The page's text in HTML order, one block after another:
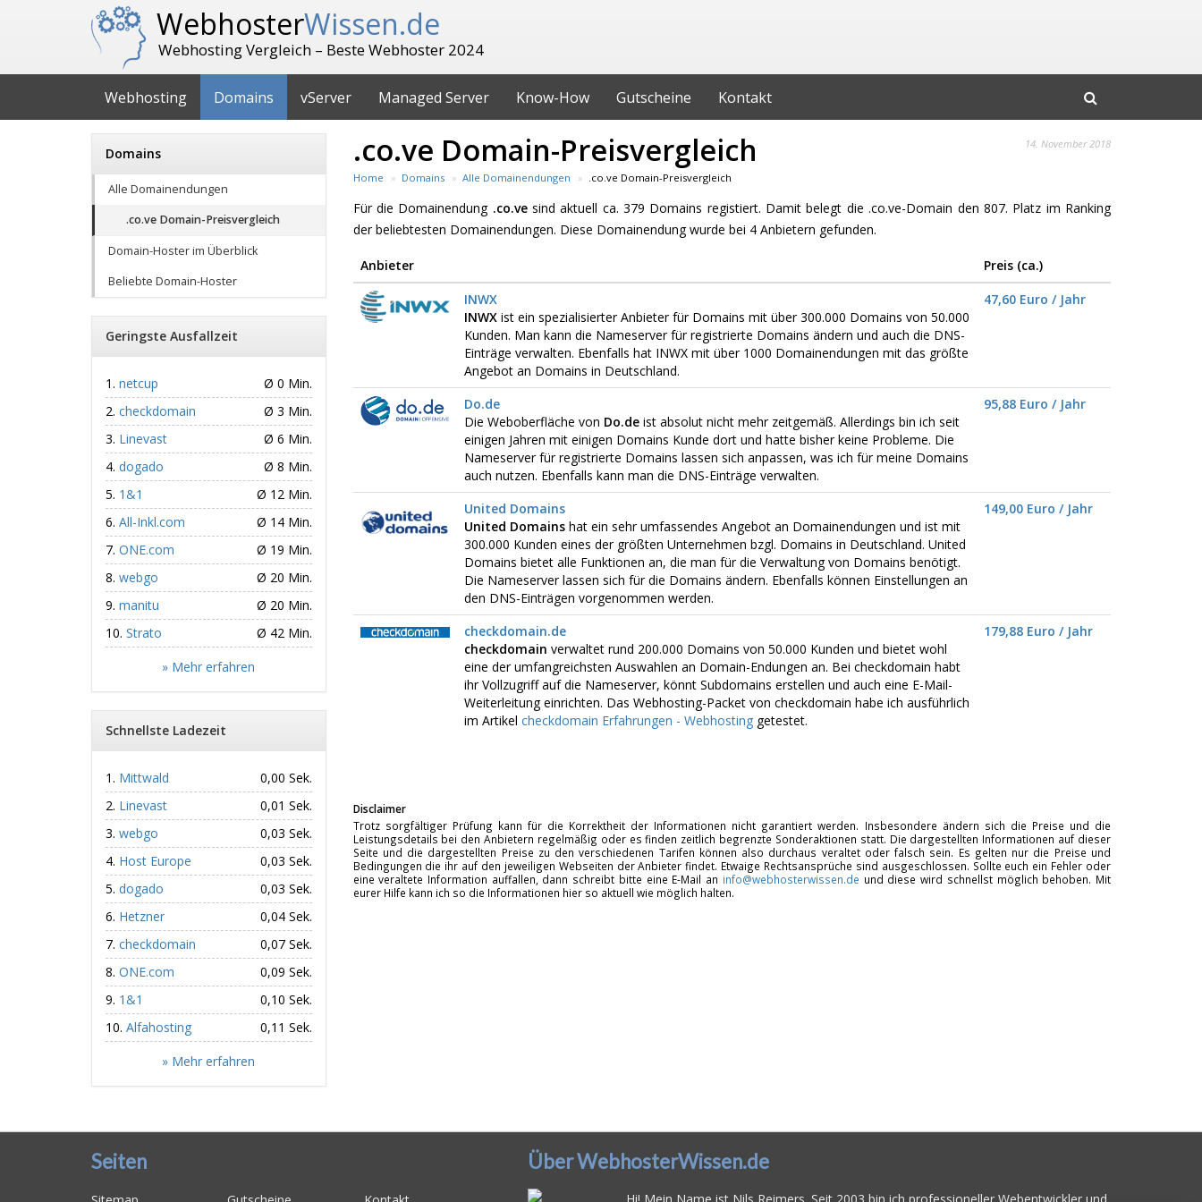
WebhosterWissen.de
Webhosting Vergleich – Beste Webhoster 2024
Webhosting Domains vServer Managed Server Know-How Gutscheine Kontakt
14. November 2018
.co.ve Domain-Preisvergleich
Home Domains Alle Domainendungen .co.ve Domain-Preisvergleich
Für die Domainendung .co.vesind aktuell ca. 379 Domains registiert. Damit belegt die .co.ve-Domain den 807. Platz im Ranking
der beliebtesten Domainendungen. Diese Domainendung wurde bei 4 Anbietern gefunden.
Anbieter
Preis (ca.)
INWX
INWXist ein spezialisierter Anbieter für Domains mit über 300.000 Domains von 50.000
Kunden. Man kann die Nameserver für registrierte Domains ändern und auch die DNS-
Einträge verwalten. Ebenfalls hat INWX mit über 1000 Domainendungen mit das größte
Angebot an Domains in Deutschland.
47,60 Euro / Jahr
Do.de
Die Weboberfläche von Do.deist absolut nicht mehr zeitgemäß. Allerdings bin ich seit
einigen Jahren mit einigen Domains Kunde dort und hatte bisher keine Probleme. Die
Nameserver für registrierte Domains lassen sich anpassen, was ich für meine Domains
auch nutzen. Ebenfalls kann man die DNS-Einträge verwalten.
95,88 Euro / Jahr
United Domains
United Domainshat ein sehr umfassendes Angebot an Domainendungen und ist mit
300.000 Kunden eines der größten Unternehmen bzgl. Domains in Deutschland. United
Domains bietet alle Funktionen an, die man für die Verwaltung von Domains benötigt.
Die Nameserver lassen sich für die Domains ändern. Ebenfalls können Einstellungen an
den DNS-Einträgen vorgenommen werden.
149,00 Euro / Jahr
checkdomain.de
checkdomain verwaltet rund 200.000 Domains von 50.000 Kunden und bietet wohl
eine der umfangreichsten Auswahlen an Domain-Endungen an. Bei checkdomain habt
ihr Vollzugriff auf die Nameserver, könnt Subdomains erstellen und auch eine E-Mail-
Weiterleitung einrichten. Das Webhosting-Packet von checkdomain habe ich ausführlich
im Artikel checkdomain Erfahrungen - Webhostinggetestet.
179,88 Euro / Jahr
Disclaimer
Trotz sorgfältiger Prüfung kann für die Korrektheit der Informationen nicht garantiert werden. Insbesondere ändern sich die Preise und die
Leistungsdetails bei den Anbietern regelmäßig oder es finden zeitlich begrenzte Sonderaktionen statt. Die dargestellten Informationen auf dieser
Seite und die dargestellten Preise zu den verschiedenen Tarifen können also durchaus veraltet oder falsch sein. Es gelten nur die Preise und
Bedingungen die ihr auf den jeweiligen Webseiten der Anbieter findet. Etwaige Rechtsansprüche sind ausgeschlossen. Sollte euch ein Fehler oder
eine veraltete Information auffallen, dann schreibt bitte eine E-Mail an info@webhosterwissen.de und diese wird schnellst möglich behoben. Mit
eurer Hilfe kann ich so die Informationen hier so aktuell wie möglich halten.
Domains
Alle Domainendungen
.co.ve Domain-Preisvergleich
Domain-Hoster im Überblick
Beliebte Domain-Hoster
Geringste Ausfallzeit
netcup
Ø 0 Min.
checkdomain
Ø 3 Min.
Linevast
Ø 6 Min.
dogado
Ø 8 Min.
1&1
Ø 12 Min.
All-Inkl.com
Ø 14 Min.
ONE.com
Ø 19 Min.
webgo
Ø 20 Min.
manitu
Ø 20 Min.
Strato
Ø 42 Min.
» Mehr erfahren
Schnellste Ladezeit
Mittwald
0,00 Sek.
Linevast
0,01 Sek.
webgo
0,03 Sek.
Host Europe
0,03 Sek.
dogado
0,03 Sek.
Hetzner
0,04 Sek.
checkdomain
0,07 Sek.
ONE.com
0,09 Sek.
1&1
0,10 Sek.
Alfahosting
0,11 Sek.
» Mehr erfahren
Seiten Über WebhosterWissen.de